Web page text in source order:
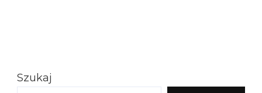
Szukaj